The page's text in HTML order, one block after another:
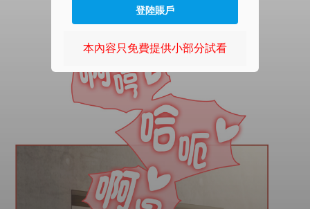
登陸賬戶
本內容只免費提供小部分試看